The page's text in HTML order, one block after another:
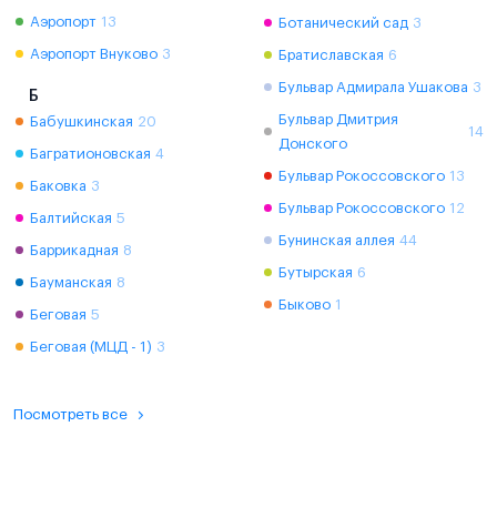
Аэропорт 13
Аэропорт Внуково 3
Б
Бабушкинская 20
Багратионовская 4
Баковка 3
Балтийская 5
Баррикадная 8
Бауманская 8
Беговая 5
Беговая (МЦД - 1) 3
Ботанический сад 3
Братиславская 6
Бульвар Адмирала Ушакова 3
Бульвар Дмитрия
Донского
14
Бульвар Рокоссовского 13
Бульвар Рокоссовского 12
Бунинская аллея 44
Бутырская 6
Быково 1
Посмотреть все